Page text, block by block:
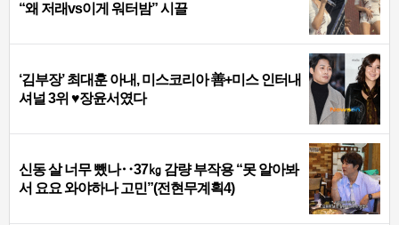
“왜 저래vs이게 워터밤” 시끌
‘김부장’ 최대훈 아내, 미스코리아 善+미스 인터내
셔널 3위 ♥장윤서였다
신동 살 너무 뺐나‥37㎏ 감량 부작용 “못 알아봐
서 요요 와야하나 고민”(전현무계획4)